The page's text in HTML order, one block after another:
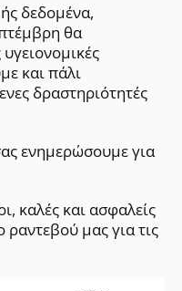
δεδομένα,
θα
και πάλι
δραστηριότητές
ενημερώσουμε για
καλές και ασφαλείς
μας για τις